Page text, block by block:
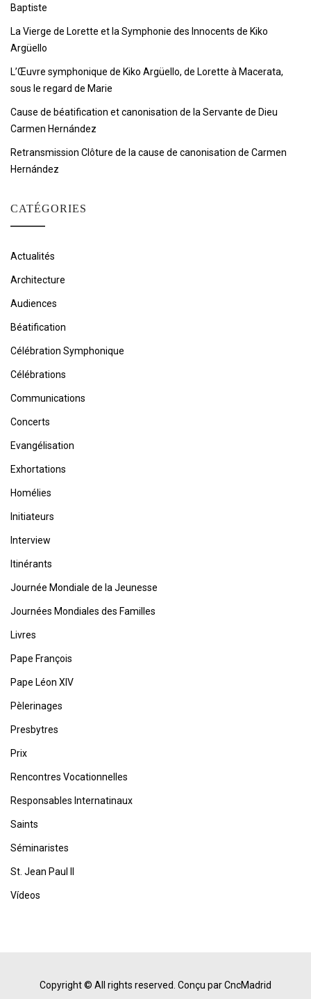
Baptiste
La Vierge de Lorette et la Symphonie des Innocents de Kiko
Argüello
L’Œuvre symphonique de Kiko Argüello, de Lorette à Macerata,
sous le regard de Marie
Cause de béatification et canonisation de la Servante de Dieu
Carmen Hernández
Retransmission Clôture de la cause de canonisation de Carmen
Hernández
CATÉGORIES
Actualités
Architecture
Audiences
Béatification
Célébration Symphonique
Célébrations
Communications
Concerts
Evangélisation
Exhortations
Homélies
Initiateurs
Interview
Itinérants
Journée Mondiale de la Jeunesse
Journées Mondiales des Familles
Livres
Pape François
Pape Léon XIV
Pèlerinages
Presbytres
Prix
Rencontres Vocationnelles
Responsables Internatinaux
Saints
Séminaristes
St. Jean Paul II
Vídeos
Copyright © All rights reserved. Conçu par CncMadrid